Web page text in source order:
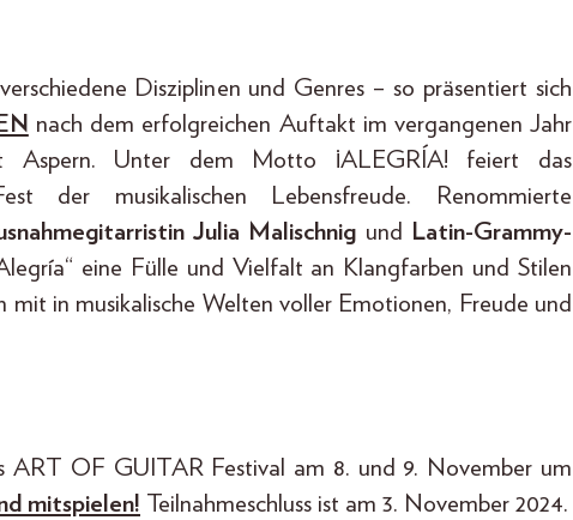
Disziplinen und Genres – so präsentiert sich
nach dem erfolgreichen Auftakt im vergangenen Jahr
Aspern. Unter dem Motto ¡ALEGRÍA! feiert das
der musikalischen Lebensfreude. Renommierte
Julia Malischnig und
Latin-Grammy-
eine Fülle und Vielfalt an Klangfarben und Stilen
mit in musikalische Welten voller Emotionen, Freude und
ART OF GUITAR Festival am 8. und 9. November um
mitspielen! Teilnahmeschluss ist am 3. November 2024.